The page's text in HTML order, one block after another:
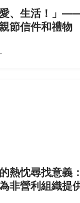
愛、生活！」
節信件和禮物
熱忱尋找意義
非營利組織提